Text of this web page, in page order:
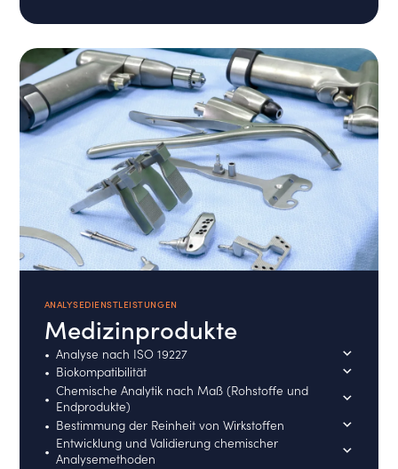
ANALYSEDIENSTLEISTUNGEN
Medizinprodukte
Analyse nach ISO 19227
Biokompatibilität
Chemische Analytik nach Maß (Rohstoffe und
Endprodukte)
Bestimmung der Reinheit von Wirkstoffen
Entwicklung und Validierung chemischer
Analysemethoden